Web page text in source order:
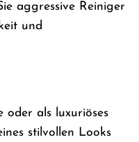
aggressive Reiniger
und
oder als luxuriöses
stilvollen Looks